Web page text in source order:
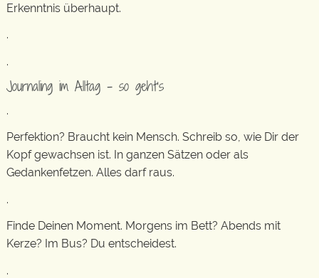
Erkenntnis überhaupt.
.
.
Journaling im Alltag – so geht’s
.
Perfektion? Braucht kein Mensch. Schreib so, wie Dir der
Kopf gewachsen ist. In ganzen Sätzen oder als
Gedankenfetzen. Alles darf raus.
.
Finde Deinen Moment. Morgens im Bett? Abends mit
Kerze? Im Bus? Du entscheidest.
.